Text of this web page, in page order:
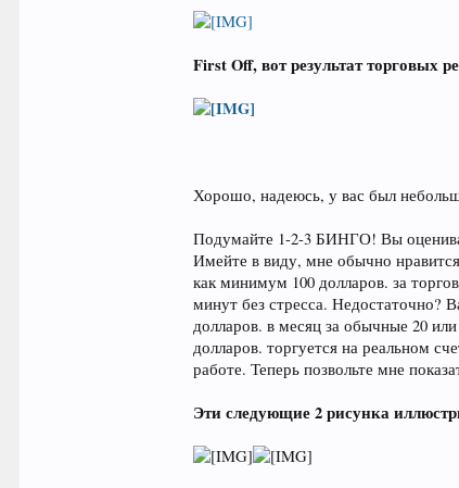
First Off, вот результат торговых
Хорошо, надеюсь, у вас был
Подумайте 1-2-3 БИНГО! Вы
Имейте в виду, мне обычно
как минимум 100 долларов. за
минут без стресса. Недостаточно?
долларов. в месяц за обычные 20
долларов. торгуется на реальном
работе. Теперь позвольте мне
Эти следующие 2 рисунка